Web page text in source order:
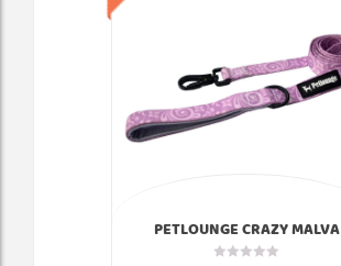
PETLOUNGE CRAZY MALVA
CORREA